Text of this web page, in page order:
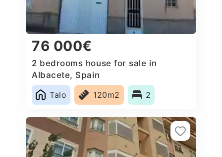
76 000€
2 bedrooms house for sale in
Albacete, Spain
Talo
120m2 2